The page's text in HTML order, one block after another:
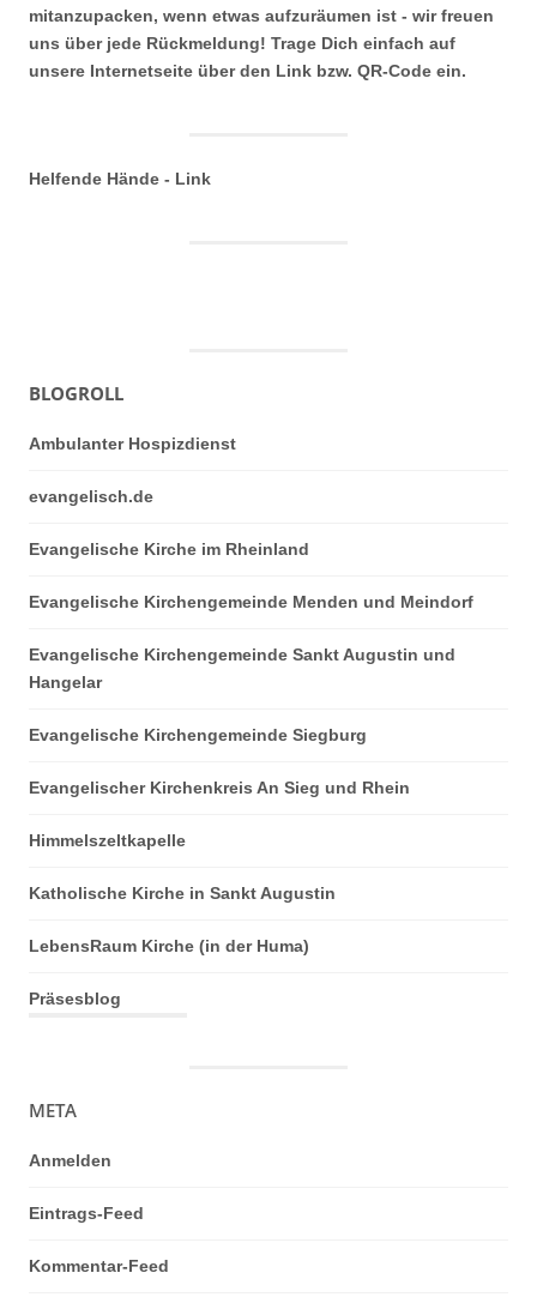
mitanzupacken, wenn etwas aufzuräumen ist - wir freuen
uns über jede Rückmeldung! Trage Dich einfach auf
unsere Internetseite über den Link bzw. QR-Code ein.
Helfende Hände - Link
BLOGROLL
Ambulanter Hospizdienst
evangelisch.de
Evangelische Kirche im Rheinland
Evangelische Kirchengemeinde Menden und Meindorf
Evangelische Kirchengemeinde Sankt Augustin und
Hangelar
Evangelische Kirchengemeinde Siegburg
Evangelischer Kirchenkreis An Sieg und Rhein
Himmelszeltkapelle
Katholische Kirche in Sankt Augustin
LebensRaum Kirche (in der Huma)
Präsesblog
META
Anmelden
Eintrags-Feed
Kommentar-Feed